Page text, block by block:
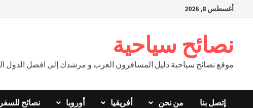
أغسطس 8, 2026
نصائح سياحية
موقع نصائح سياحية دليل المسافرون العرب و مرشدك إلى افضل الدول
إتصل بنا من نحن أفريقيا أوروبا نصائح للسفر